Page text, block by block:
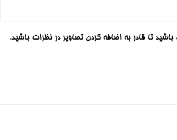
تا قادر به اضافه کردن تصاویر در نظرات باشید.